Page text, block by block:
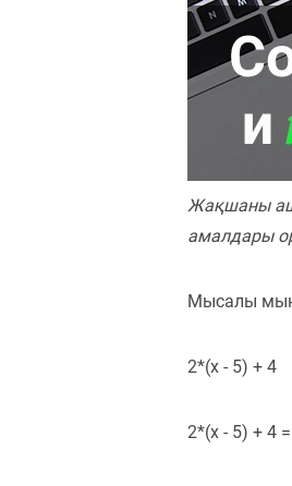
Жақшаны
амалдары
Мысалы
2*(x - 5) + 4
2*(x - 5) + 4